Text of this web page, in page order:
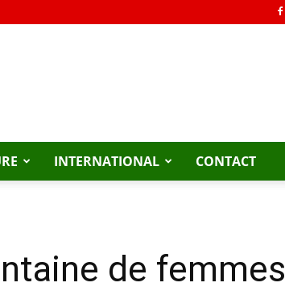
INTERNATIONAL CONTACT
de femmes